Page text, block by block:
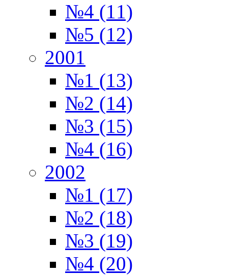
№4 (11)
№5 (12)
2001
№1 (13)
№2 (14)
№3 (15)
№4 (16)
2002
№1 (17)
№2 (18)
№3 (19)
№4 (20)